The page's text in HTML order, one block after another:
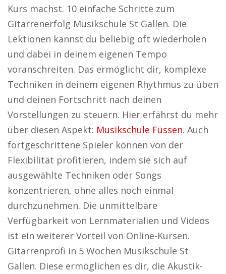
Kurs machst. 10 einfache Schritte zum
Gitarrenerfolg Musikschule St Gallen. Die
Lektionen kannst du beliebig oft wiederholen
und dabei in deinem eigenen Tempo
voranschreiten. Das ermöglicht dir, komplexe
Techniken in deinem eigenen Rhythmus zu üben
und deinen Fortschritt nach deinen
Vorstellungen zu steuern. Hier erfährst du mehr
über diesen Aspekt: Musikschule Füssen. Auch
fortgeschrittene Spieler können von der
Flexibilität profitieren, indem sie sich auf
ausgewählte Techniken oder Songs
konzentrieren, ohne alles noch einmal
durchzunehmen. Die unmittelbare
Verfügbarkeit von Lernmaterialien und Videos
ist ein weiterer Vorteil von Online-Kursen.
Gitarrenprofi in 5 Wochen Musikschule St
Gallen. Diese ermöglichen es dir, die Akustik-